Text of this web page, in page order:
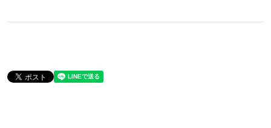
泊施設として建てられた賓日館、問屋街として栄えたお伊
たっぷり触れることができますよ。